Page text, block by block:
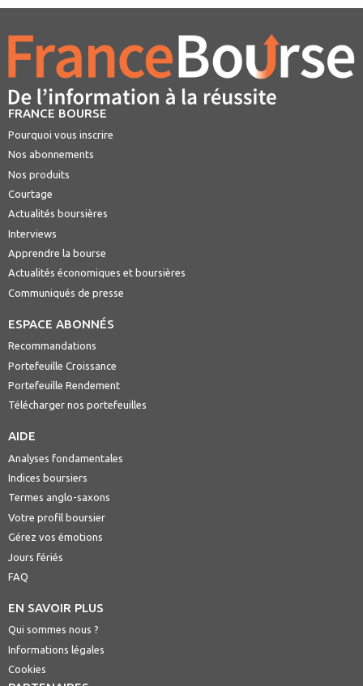
FRANCE BOURSE
Pourquoi vous inscrire
Nos abonnements
Nos produits
Courtage
Actualités boursières
Interviews
Apprendre la bourse
Actualités économiques et boursières
Communiqués de presse
ESPACE ABONNÉS
Recommandations
Portefeuille Croissance
Portefeuille Rendement
Télécharger nos portefeuilles
AIDE
Analyses fondamentales
Indices boursiers
Termes anglo-saxons
Votre profil boursier
Gérez vos émotions
Jours fériés
FAQ
EN SAVOIR PLUS
Qui sommes nous ?
Informations légales
Cookies